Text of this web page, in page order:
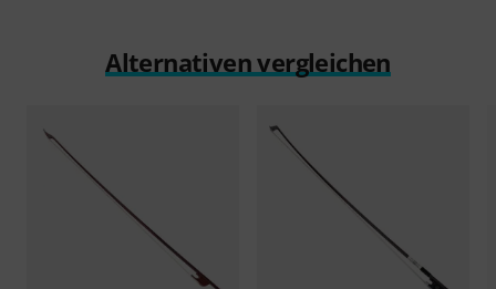
Alternativen vergleichen